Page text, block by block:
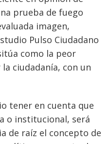
prueba de fuego
imagen,
Pulso Ciudadano
como la peor
ciudadanía, con un
tener en cuenta que
o institucional, será
de raíz el concepto de